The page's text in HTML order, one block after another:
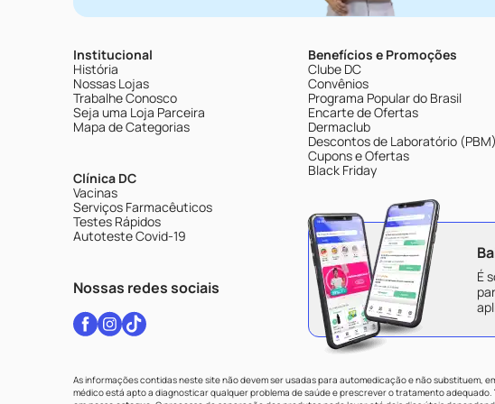
Institucional
História
Nossas Lojas
Trabalhe Conosco
Seja uma Loja Parceira
Mapa de Categorias
Clínica DC
Vacinas
Serviços Farmacêuticos
Testes Rápidos
Autoteste Covid-19
Nossas redes sociais
Benefícios e Promoções
Clube DC
Convênios
Programa Popular do Brasil
Encarte de Ofertas
Dermaclub
Descontos de Laboratório (PBM)
Cupons e Ofertas
Black Friday
É
As informações contidas neste site não devem ser usadas para automedicação e não substituem,
médico está apto a diagnosticar qualquer problema de saúde e prescrever o tratamento adequado.